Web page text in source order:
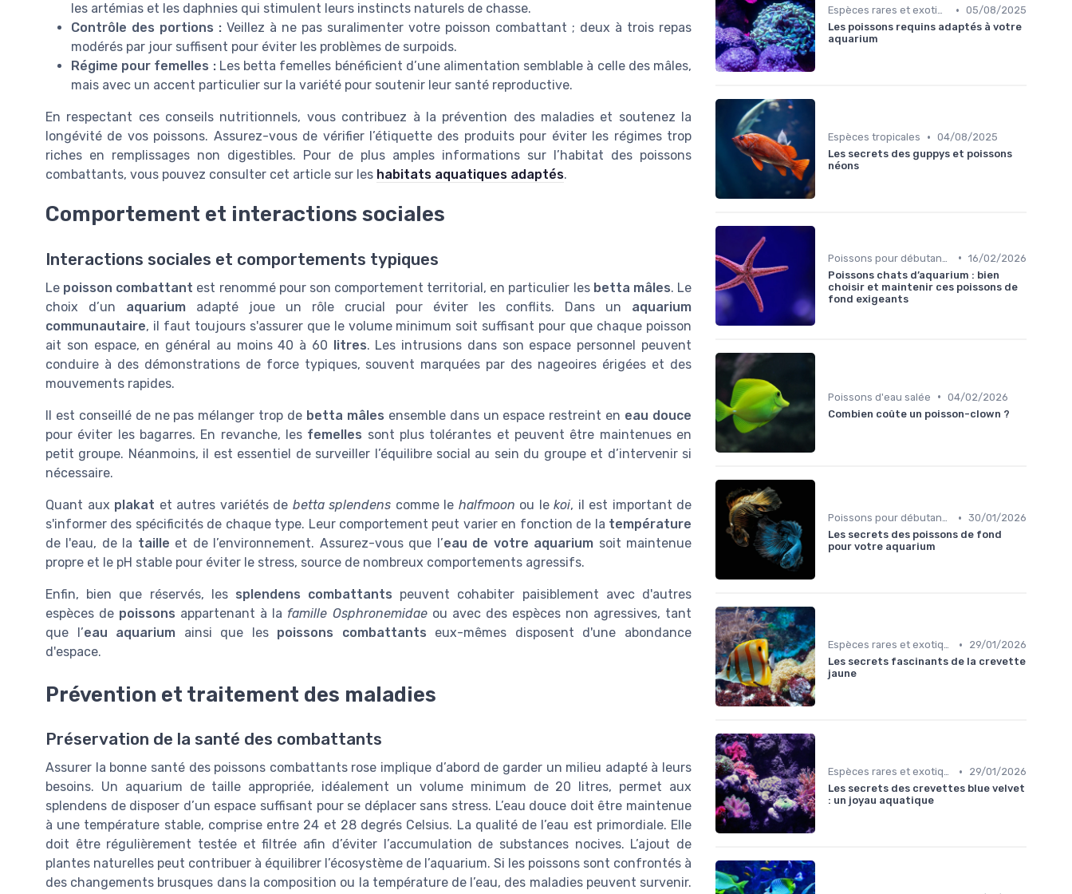
les artémias et les daphnies qui stimulent leurs instincts naturels de chasse.
Contrôle des portions : Veillez à ne pas suralimenter votre poisson combattant ; deux à trois repas
modérés par jour suffisent pour éviter les problèmes de surpoids.
Régime pour femelles :Les betta femelles bénéficient d’une alimentation semblable à celle des mâles,
mais avec un accent particulier sur la variété pour soutenir leur santé reproductive.
En respectant ces conseils nutritionnels, vous contribuez à la prévention des maladies et soutenez la
longévité de vos poissons. Assurez-vous de vérifier l’étiquette des produits pour éviter les régimes trop
riches en remplissages non digestibles. Pour de plus amples informations sur l’habitat des poissons
combattants, vous pouvez consulter cet article sur les habitats aquatiques adaptés.
Comportement et interactions sociales
Interactions sociales et comportements typiques
Le poisson combattant est renommé pour son comportement territorial, en particulier les betta mâles. Le
choix d’un aquarium adapté joue un rôle crucial pour éviter les conflits. Dans un aquarium
communautaire, il faut toujours s'assurer que le volume minimum soit suffisant pour que chaque poisson
ait son espace, en général au moins 40 à 60 litres. Les intrusions dans son espace personnel peuvent
conduire à des démonstrations de force typiques, souvent marquées par des nageoires érigées et des
mouvements rapides.
Il est conseillé de ne pas mélanger trop de betta mâles ensemble dans un espace restreint en eau douce
pour éviter les bagarres. En revanche, les femelles sont plus tolérantes et peuvent être maintenues en
petit groupe. Néanmoins, il est essentiel de surveiller l’équilibre social au sein du groupe et d’intervenir si
nécessaire.
Quant aux plakat et autres variétés de betta splendens comme le halfmoon ou le koi, il est important de
s'informer des spécificités de chaque type. Leur comportement peut varier en fonction de la température
de l'eau, de la taille et de l’environnement. Assurez-vous que l’eau de votre aquarium soit maintenue
propre et le pH stable pour éviter le stress, source de nombreux comportements agressifs.
Enfin, bien que réservés, les splendens combattants peuvent cohabiter paisiblement avec d'autres
espèces de poissons appartenant à la famille Osphronemidaeou avec des espèces non agressives, tant
que l’eau aquarium ainsi que les poissons combattants eux-mêmes disposent d'une abondance
d'espace.
Prévention et traitement des maladies
Préservation de la santé des combattants
Assurer la bonne santé des poissons combattants rose implique d’abord de garder un milieu adapté à leurs
besoins. Un aquarium de taille appropriée, idéalement un volume minimum de 20 litres, permet aux
splendens de disposer d’un espace suffisant pour se déplacer sans stress. L’eau douce doit être maintenue
à une température stable, comprise entre 24 et 28 degrés Celsius. La qualité de l’eau est primordiale. Elle
doit être régulièrement testée et filtrée afin d’éviter l’accumulation de substances nocives. L’ajout de
plantes naturelles peut contribuer à équilibrer l’écosystème de l’aquarium. Si les poissons sont confrontés à
des changements brusques dans la composition ou la température de l’eau, des maladies peuvent survenir.
Espèces rares et exotiques • 05/08/2025
Les poissons requins adaptés à votre
aquarium
Espèces tropicales • 04/08/2025
Les secrets des guppys et poissons
néons
• 16/02/2026
Poissons chats d’aquarium : bien
choisir et maintenir ces poissons de
fond exigeants
Poissons d'eau salée • 04/02/2026
Combien coûte un poisson-clown ?
Poissons pour débutants • 30/01/2026
Les secrets des poissons de fond
pour votre aquarium
Espèces rares et exotiques •
29/01/2026
Les secrets fascinants de la crevette
jaune
Espèces rares et exotiques •
29/01/2026
Les secrets des crevettes blue velvet
: un joyau aquatique